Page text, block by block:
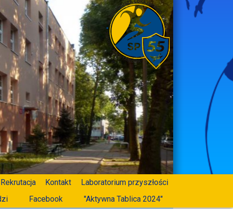
Rekrutacja Kontakt
Laboratorium przyszłości
Facebook "Aktywna Tablica 2024"